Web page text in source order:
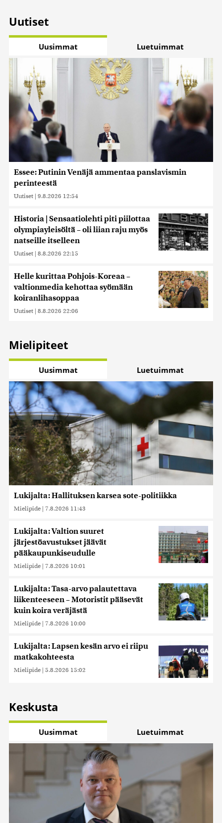
Uutiset
Uusimmat Luetuimmat
Essee: Putinin Venäjä ammentaa panslavismin
perinteestä
Uutiset | 9.8.2026 12:54
Historia | Sensaatiolehti piti piilottaa
olympiayleisöltä – oli liian raju myös
natseille itselleen
Uutiset | 8.8.2026 22:15
Helle kurittaa Pohjois-Koreaa –
valtionmedia kehottaa syömään
koiranlihasoppaa
Uutiset | 8.8.2026 22:06
Mielipiteet
Uusimmat Luetuimmat
Lukijalta: Hallituksen karsea sote-politiikka
Mielipide | 7.8.2026 11:43
Lukijalta: Valtion suuret
järjestöavustukset jäävät
pääkaupunkiseudulle
Mielipide | 7.8.2026 10:01
Lukijalta: Tasa-arvo palautettava
liikenteeseen – Motoristit pääsevät
kuin koira veräjästä
Mielipide | 7.8.2026 10:00
Lukijalta: Lapsen kesän arvo ei riipu
matkakohteesta
Mielipide | 5.8.2026 15:02
Keskusta
Uusimmat Luetuimmat